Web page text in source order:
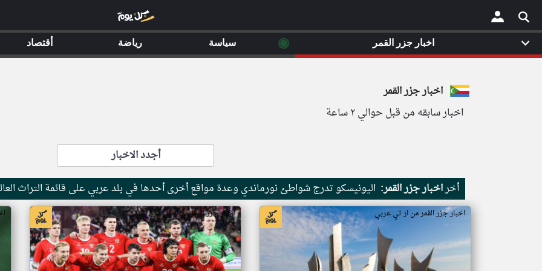
×
اخبار جزر القمر
اخبار سابقه من قبل حوالي ٢ ساعة
أجدد الاخبار
أخراخبار جزر القمر: اليونيسكو تدرج شواطئ نورماندي وعدة مواقع أخرى أحدها في بلد عربي على قائمة التراث
اخبار جزر القمر من ار تي عربي اخبار جزر القمر من ار تي عربي
اخبار جزر القمر ◉ سياسة رياضة أقتصاد